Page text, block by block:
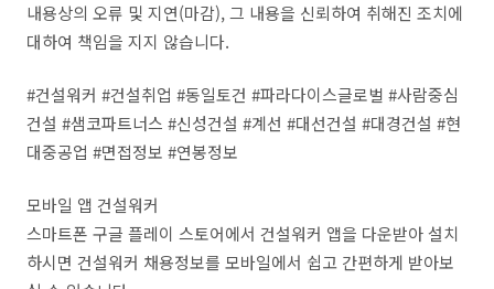
내용상의 오류 및 지연(마감), 그 내용을 신뢰하여 취해진 조치에
대하여 책임을 지지 않습니다.
#건설워커 #건설취업 #동일토건 #파라다이스글로벌 #사람중심
건설 #샘코파트너스 #신성건설 #계선 #대선건설 #대경건설 #현
대중공업 #면접정보 #연봉정보
모바일 앱 건설워커
스마트폰 구글 플레이 스토어에서 건설워커 앱을 다운받아 설치
하시면 건설워커 채용정보를 모바일에서 쉽고 간편하게 받아보